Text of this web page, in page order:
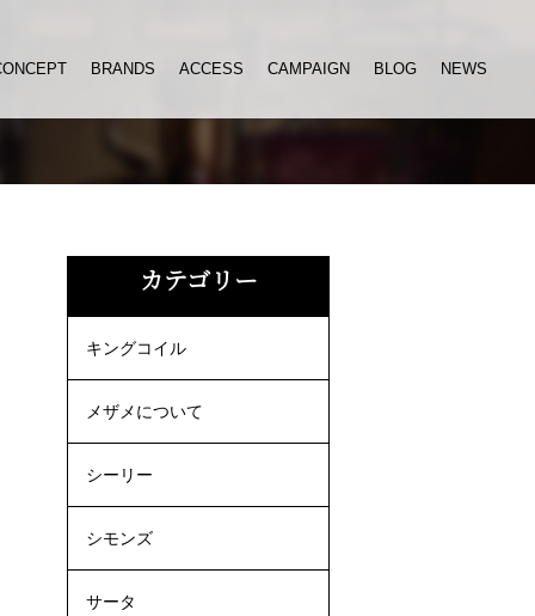
BRANDS ACCESS CAMPAIGN BLOG NEWS
カテゴリー
キングコイル
メザメについて
シーリー
シモンズ
サータ